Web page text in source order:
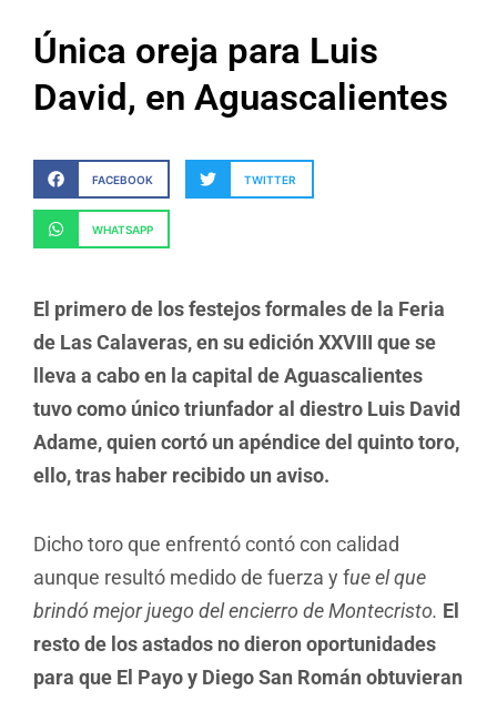
Única oreja para Luis
David, en Aguascalientes
FACEBOOK TWITTER
WHATSAPP
El primero de los festejos formales de la Feria
de Las Calaveras, en su edición XXVIII que se
lleva a cabo en la capital de Aguascalientes
tuvo como único triunfador al diestro Luis David
Adame, quien cortó un apéndice del quinto toro,
ello, tras haber recibido un aviso.
Dicho toro que enfrentó contó con calidad
aunque resultó medido de fuerza y fue el que
brindó mejor juego del encierro de Montecristo. El
resto de los astados no dieron oportunidades
para que El Payo y Diego San Román obtuvieran